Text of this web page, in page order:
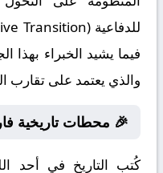
فيما يشيد الخبراء بهذا
والذي يعتمد على تقارب
🎉 محطات تاريخية
كُتب التاريخ في أحد